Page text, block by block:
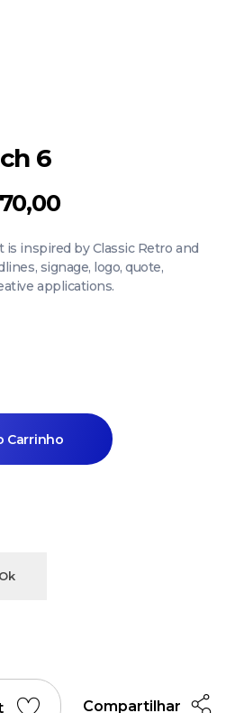
6
inspired by Classic Retro and
signage, logo, quote,
applications.
Carrinho
Ok
Compartilhar